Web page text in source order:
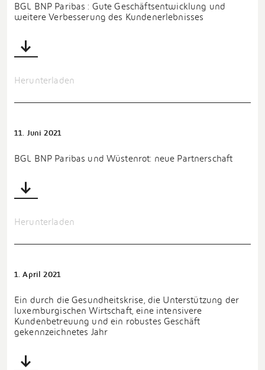
BGL BNP Paribas : Gute Geschäftsentwicklung und
weitere Verbesserung des Kundenerlebnisses
Herunterladen
11. Juni 2021
BGL BNP Paribas und Wüstenrot: neue Partnerschaft
Herunterladen
1. April 2021
Ein durch die Gesundheitskrise, die Unterstützung der
luxemburgischen Wirtschaft, eine intensivere
Kundenbetreuung und ein robustes Geschäft
gekennzeichnetes Jahr